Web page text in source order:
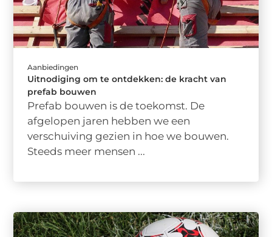
Aanbiedingen
Uitnodiging om te ontdekken: de kracht van
prefab bouwen
Prefab bouwen is de toekomst. De
afgelopen jaren hebben we een
verschuiving gezien in hoe we bouwen.
Steeds meer mensen ...